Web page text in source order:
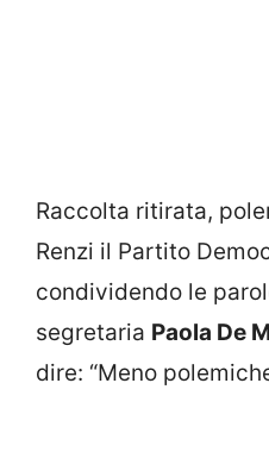
Raccolta ritirata,
Renzi il Partito
condividendo le
segretaria Paola De
dire: “Meno